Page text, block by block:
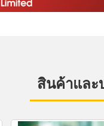
สินค้าและ